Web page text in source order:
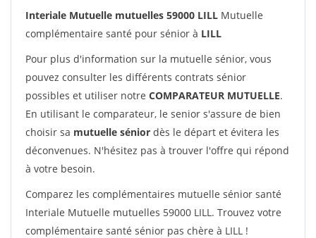
Interiale Mutuelle mutuelles 59000 LILL Mutuelle
complémentaire santé pour sénior à LILL
Pour plus d'information sur la mutuelle sénior, vous
pouvez consulter les différents contrats sénior
possibles et utiliser notre COMPARATEUR MUTUELLE.
En utilisant le comparateur, le senior s'assure de bien
choisir sa mutuelle sénior dès le départ et évitera les
déconvenues. N'hésitez pas à trouver l'offre qui répond
à votre besoin.
Comparez les complémentaires mutuelle sénior santé
Interiale Mutuelle mutuelles 59000 LILL. Trouvez votre
complémentaire santé sénior pas chère à LILL !